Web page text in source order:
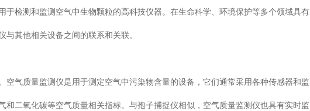
于检测和监测空气中生物颗粒的高科技仪器。在生命科学、环境保护等多个领域具有
与其他相关设备之间的联系和关联。
空气质量监测仪是用于测定空气中污染物含量的设备，它们通常采用各种传感器和监
和二氧化碳等空气质量相关指标。与孢子捕捉仪相似，空气质量监测仪也具有实时监